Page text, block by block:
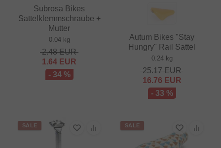
Subrosa Bikes
Sattelklemmschraube +
Mutter
0.04 kg
2.48EUR
1.64 EUR
- 34 %
Autum Bikes "Stay
Hungry" Rail Sattel
0.24 kg
25.17EUR
16.76 EUR
- 33 %
SALE SALE